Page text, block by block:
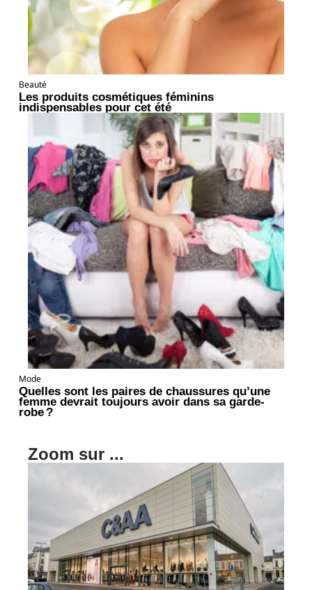
Beauté
Les produits cosmétiques féminins
indispensables pour cet été
Mode
Quelles sont les paires de chaussures qu’une
femme devrait toujours avoir dans sa garde-
robe ?
Zoom sur ...